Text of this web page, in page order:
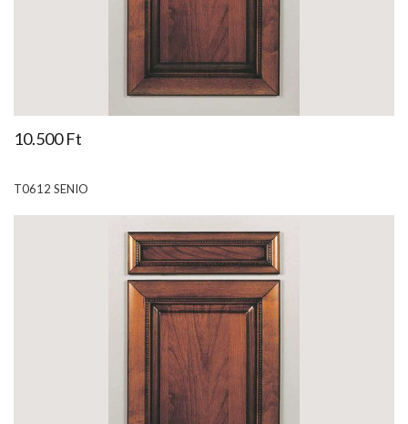
10.500 Ft
T0612 SENIO